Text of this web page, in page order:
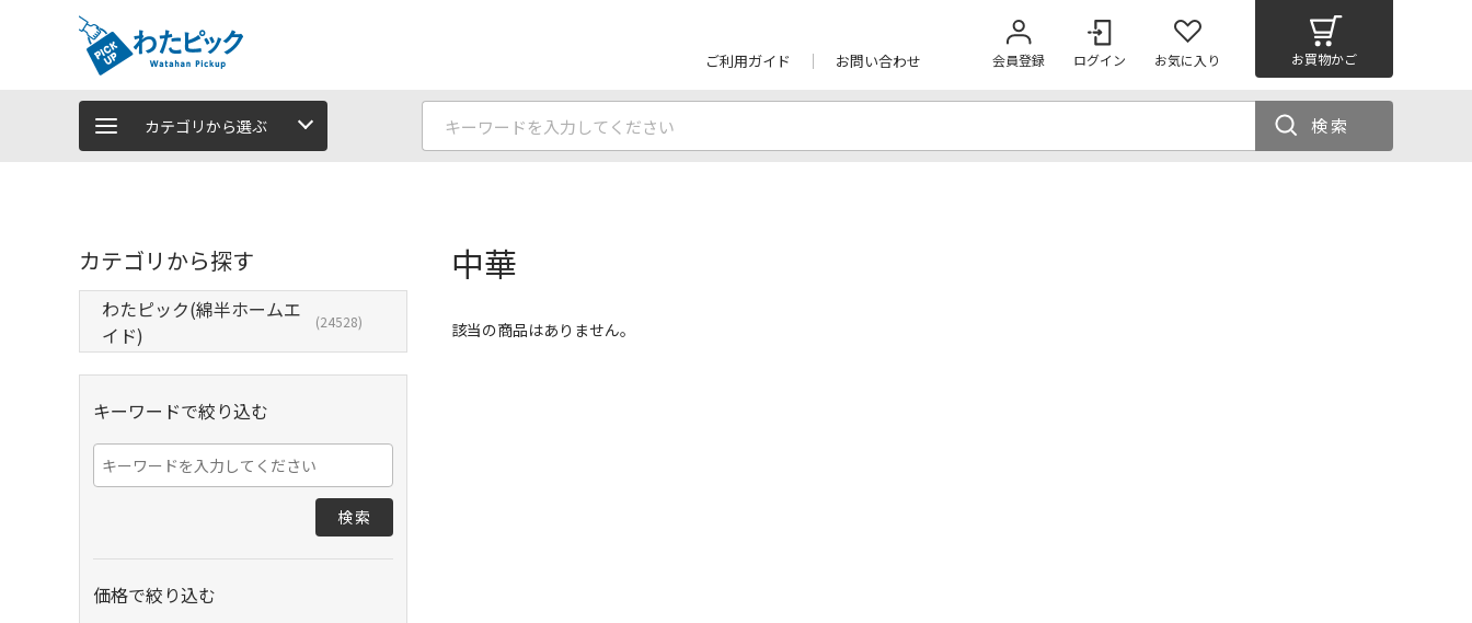
ご利用ガイド お問い合わせ 会員登録 ログイン お気に入り お買物かご
カテゴリから選ぶ 検索
カテゴリから探す
わたピック(綿半ホームエ
イド)
(24528)
キーワードで絞り込む
検索
価格で絞り込む
中華
該当の商品はありません。